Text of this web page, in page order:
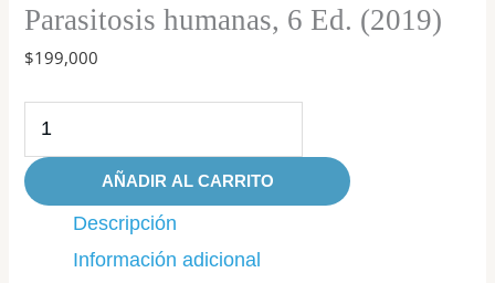
Parasitosis humanas, 6 Ed. (2019)
$199,000
AÑADIR AL CARRITO
Descripción
Información adicional